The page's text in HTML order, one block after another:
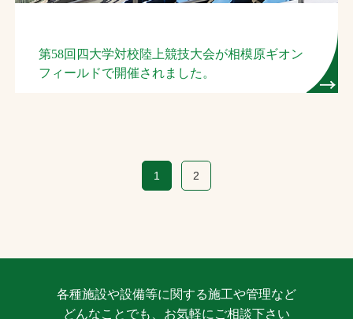
第58回四大学対校陸上競技大会が相模原ギオン
フィールドで開催されました。
1 2
各種施設や設備等に関する施工や管理など
どんなことでも、お気軽にご相談下さい